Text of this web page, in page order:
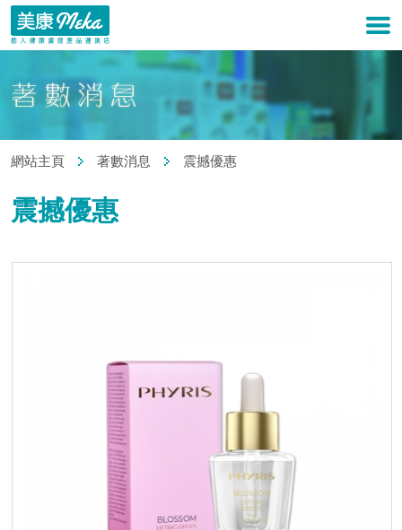
網站主頁 著數消息 震撼優惠
震撼優惠